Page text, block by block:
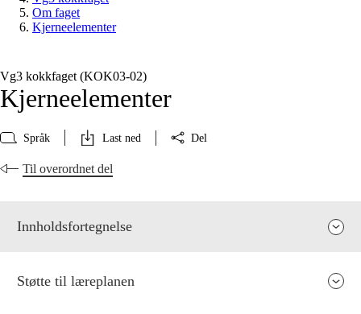
Om faget
Kjerneelementer
Vg3 kokkfaget (KOK03‑02)
Kjerneelementer
Språk Last ned Del
Til overordnet del
Innholdsfortegnelse
Støtte til læreplanen